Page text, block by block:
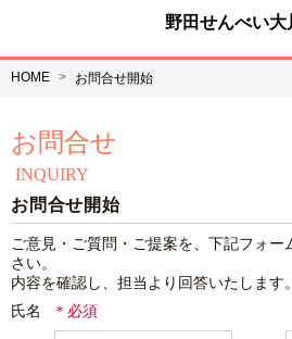
野田せんべい大
HOME お問合せ開始
INQUIRY
お問合せ
お問合せ開始
ご意見・ご質問・ご提案を、下記フォ
さい。
内容を確認し、担当より回答いたします。
氏名